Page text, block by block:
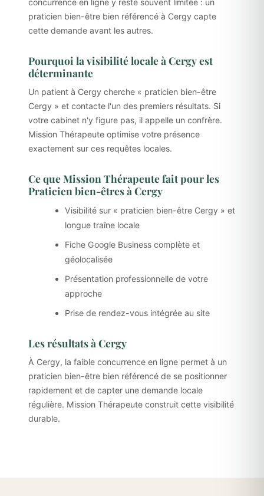
concurrence en ligne y reste souvent limitée : un
praticien bien-être bien référencé à Cergy capte
cette demande avant les autres.
Pourquoi la visibilité locale à Cergy est
déterminante
Un patient à Cergy cherche « praticien bien-être
Cergy » et contacte l'un des premiers résultats. Si
votre cabinet n'y figure pas, il appelle un confrère.
Mission Thérapeute optimise votre présence
exactement sur ces requêtes locales.
Ce que Mission Thérapeute fait pour les
Praticien bien-êtres à Cergy
Visibilité sur « praticien bien-être Cergy » et
longue traîne locale
Fiche Google Business complète et
géolocalisée
Présentation professionnelle de votre
approche
Prise de rendez-vous intégrée au site
Les résultats à Cergy
À Cergy, la faible concurrence en ligne permet à un
praticien bien-être bien référencé de se positionner
rapidement et de capter une demande locale
régulière. Mission Thérapeute construit cette visibilité
durable.